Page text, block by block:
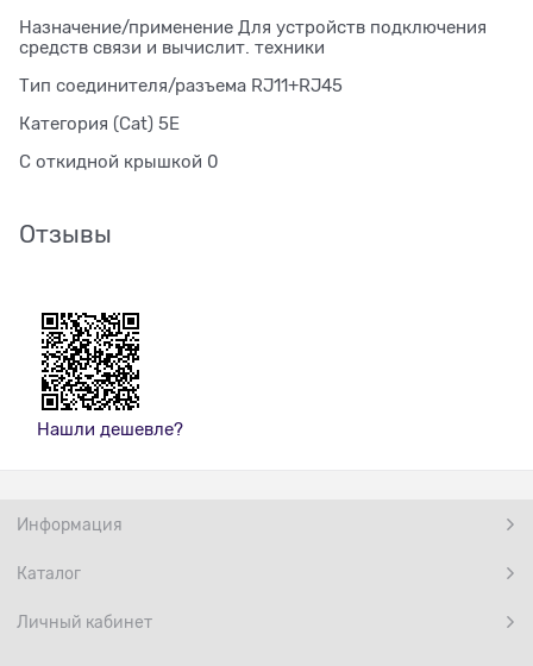
Назначение/применение Для устройств подключения
средств связи и вычислит. техники
Тип соединителя/разъема RJ11+RJ45
Категория (Cat) 5E
С откидной крышкой 0
Отзывы
Нашли дешевле?
Информация
Каталог
Личный кабинет